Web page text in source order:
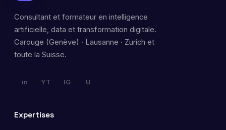
Consultant et formateur en intelligence
artificielle, data et transformation digitale.
Carouge (Genève) · Lausanne · Zurich et
toute la Suisse.
in YT IG U
Expertises